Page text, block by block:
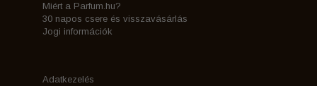
Miért a Parfum.hu?
30 napos csere és visszavásárlás
Jogi információk
Adatkezelés